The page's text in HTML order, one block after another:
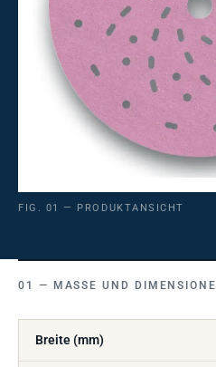
FIG. 01 — PRODUKTANSICHT
MASSE UND DIMENSIONEN
Breite (mm)